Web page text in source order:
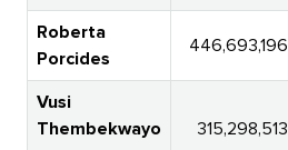
Roberta
Porcides​​
446,693,196​​
Vusi
Thembekwayo​​
315,298,513​​